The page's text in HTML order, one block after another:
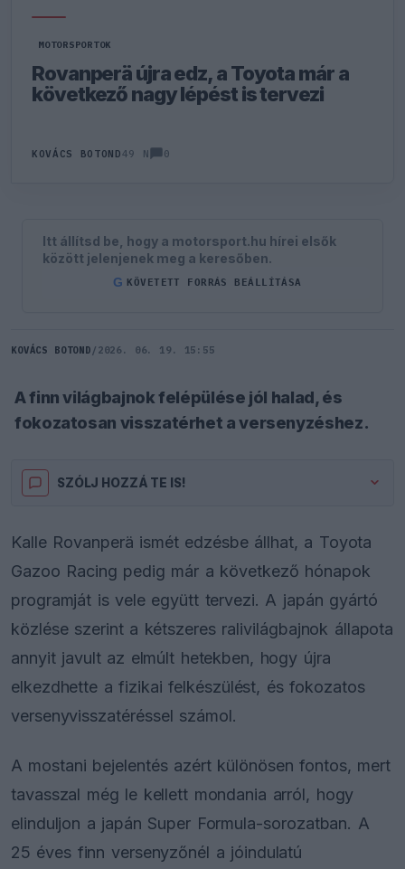
MOTORSPORTOK
Rovanperä újra edz, a Toyota már a
következő nagy lépést is tervezi
KOVÁCS BOTOND49 N 0
Itt állítsd be, hogy a motorsport.hu hírei elsők
között jelenjenek meg a keresőben.
G KÖVETETT FORRÁS BEÁLLÍTÁSA
KOVÁCS BOTOND / 2026. 06. 19. 15:55
A finn világbajnok felépülése jól halad, és
fokozatosan visszatérhet a versenyzéshez.
SZÓLJ HOZZÁ TE IS!
Kalle Rovanperä ismét edzésbe állhat, a Toyota
Gazoo Racing pedig már a következő hónapok
programját is vele együtt tervezi. A japán gyártó
közlése szerint a kétszeres ralivilágbajnok állapota
annyit javult az elmúlt hetekben, hogy újra
elkezdhette a fizikai felkészülést, és fokozatos
versenyvisszatéréssel számol.
A mostani bejelentés azért különösen fontos, mert
tavasszal még le kellett mondania arról, hogy
elinduljon a japán Super Formula-sorozatban. A
25 éves finn versenyzőnél a jóindulatú